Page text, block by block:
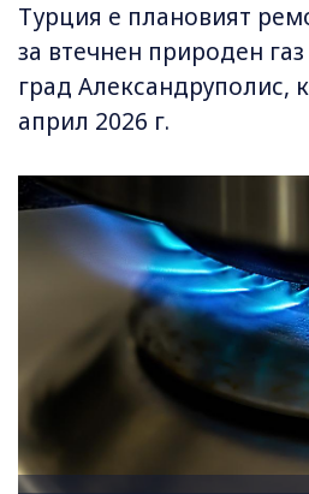
Турция е плановият
за втечнен природен
град Александруполис,
април 2026 г.